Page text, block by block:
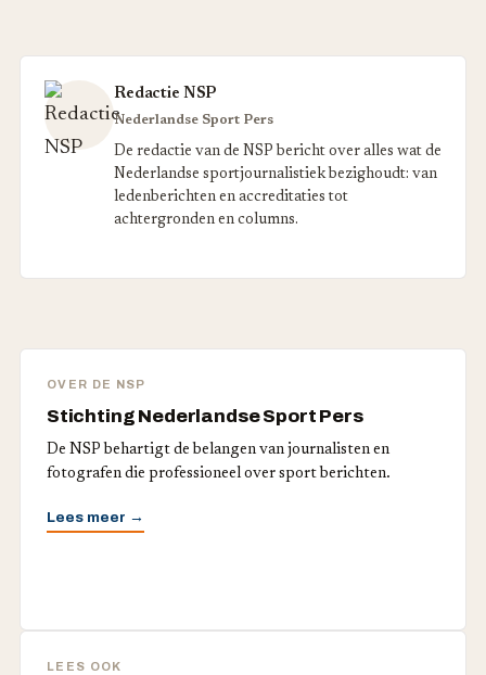
Redactie NSP
Nederlandse Sport Pers
De redactie van de NSP bericht over alles wat de
Nederlandse sportjournalistiek bezighoudt: van
ledenberichten en accreditaties tot
achtergronden en columns.
OVER DE NSP
Stichting Nederlandse Sport Pers
De NSP behartigt de belangen van journalisten en
fotografen die professioneel over sport berichten.
Lees meer →
LEES OOK